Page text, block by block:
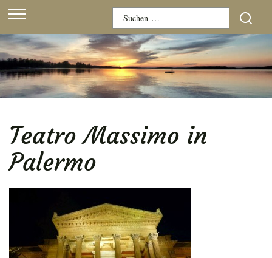
Skip
content
Suchen
nach:
Teatro Massimo in
Palermo